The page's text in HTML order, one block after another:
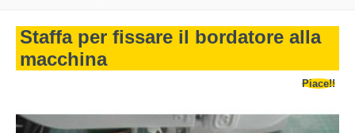
Staffa per fissare il bordatore alla
macchina
Piace!!